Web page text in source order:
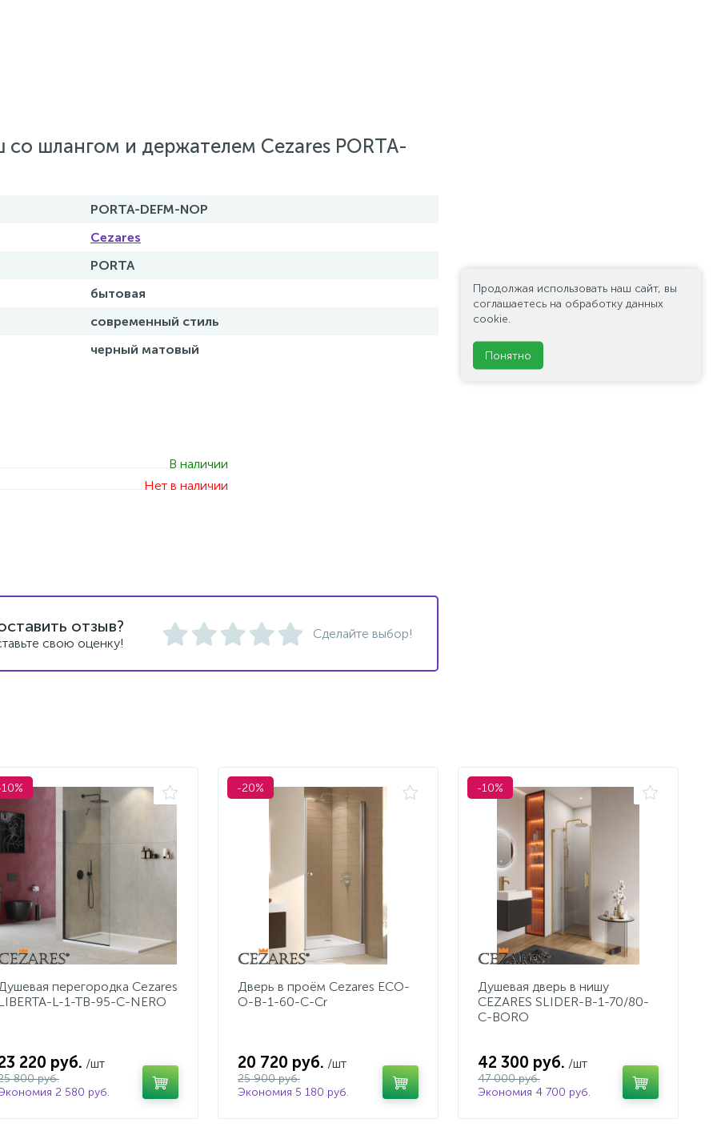
шлангом и держателем Cezares PORTA-
PORTA-DEFM-NOP
Cezares
PORTA
бытовая
современный стиль
черный матовый
В наличии
Нет в наличии
отзыв?
свою оценку!
Сделайте выбор!
перегородка Cezares
L-1-TB-95-C-NERO
220 руб. /шт
800 руб.
2 580 руб.
-20%
Дверь в проём Cezares ECO-
O-B-1-60-C-Cr
20 720 руб. /шт
25 900 руб.
Экономия 5 180 руб.
-10%
Душевая дверь в нишу
CEZARES SLIDER-B-1-70/80-
C-BORO
42 300 руб. /шт
47 000 руб.
Экономия 4 700 руб.
Продолжая использовать наш сайт, вы
соглашаетесь на обработку данных
cookie.
Понятно